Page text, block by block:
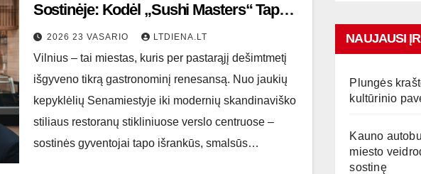
Sostinėje: Kodėl „Sushi Masters“ Tapo
Vilniečių Favoritu?
2026 23 VASARIO LTDIENA.LT
Vilnius – tai miestas, kuris per pastarąjį dešimtmetį
išgyveno tikrą gastronominį renesansą. Nuo jaukių
kepyklėlių Senamiestyje iki modernių skandinaviško
stiliaus restoranų stikliniuose verslo centruose –
sostinės gyventojai tapo išrankūs, smalsūs…
NAUJAUSI
Plungės
kultūrinio
Kauno
miesto
sostinę